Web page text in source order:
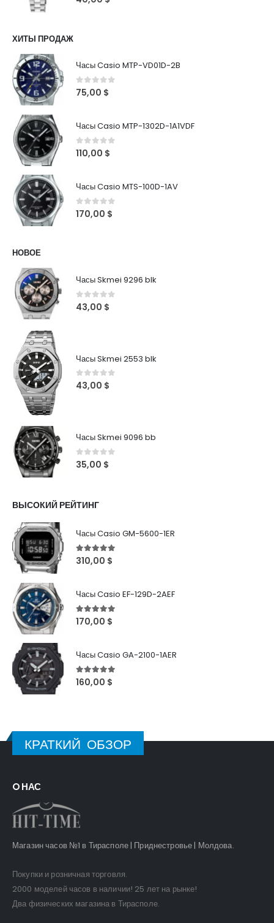
ХИТЫ ПРОДАЖ
Часы Casio MTP-VD01D-2B
0out of 5
75,00 $
Часы Casio MTP-1302D-1A1VDF
0out of 5
110,00 $
Часы Casio MTS-100D-1AV
0out of 5
170,00 $
НОВОЕ
Часы Skmei 9296 blk
0 out of 5
43,00 $
Часы Skmei 2553 blk
0 out of 5
43,00 $
Часы Skmei 9096 bb
0out of 5
35,00 $
ВЫСОКИЙ РЕЙТИНГ
Часы Casio GM-5600-1ER
5out of 5
310,00 $
Часы Casio EF-129D-2AEF
5out of 5
170,00 $
Часы Casio GA-2100-1AER
5out of 5
160,00 $
КРАТКИЙ ОБЗОР
O НАС
Магазин часов №1 в Тирасполе | Приднестровье | Молдова.
Покупки и розничная торговля.
2000 моделей часов в наличии! 25 лет на рынке!
Два физических магазина в Тирасполе.